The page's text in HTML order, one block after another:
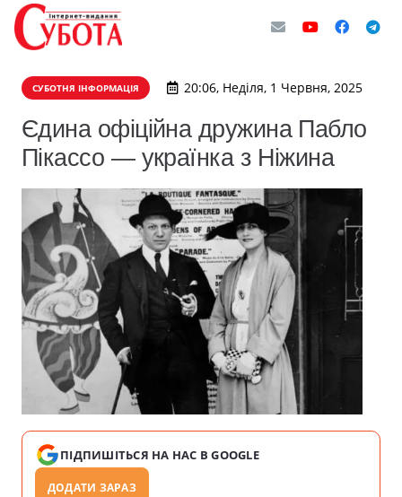
СУБОТНЯ ІНФОРМАЦІЯ 20:06, Неділя, 1 Червня, 2025
Єдина офіційна дружина Пабло
Пікассо — українка з Ніжина
ПІДПИШІТЬСЯ НА НАС В GOOGLE
ДОДАТИ ЗАРАЗ